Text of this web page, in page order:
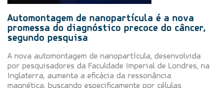
Automontagem de nanopartícula é a nova
promessa do diagnóstico precoce do câncer,
segundo pesquisa
A nova automontagem de nanopartícula, desenvolvida
por pesquisadores da Faculdade Imperial de Londres, na
Inglaterra, aumenta a eficácia da ressonância
magnética, buscando especificamente por células